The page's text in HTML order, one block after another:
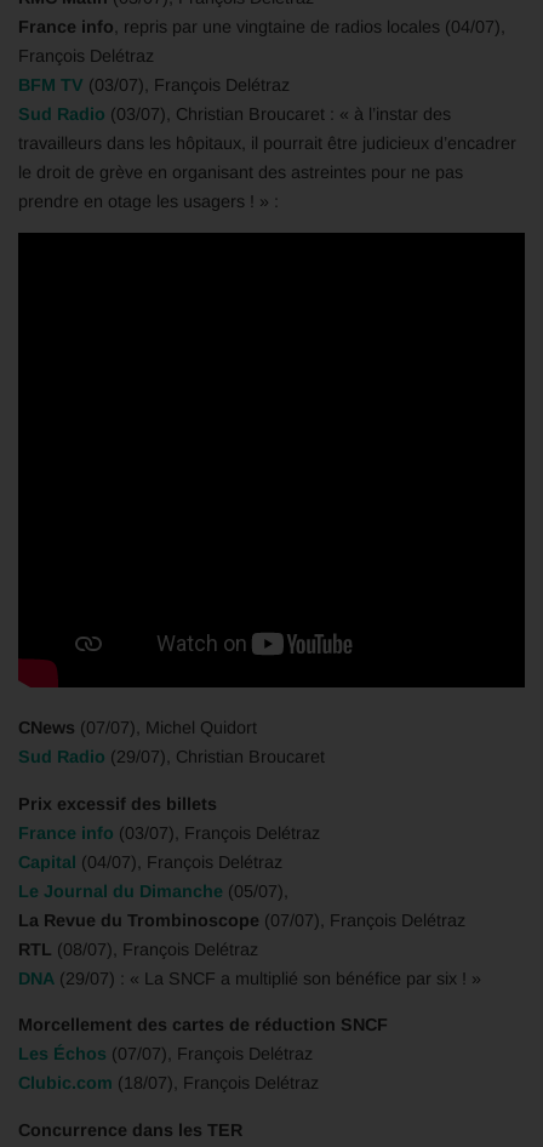
France info , repris par une vingtaine de radios locales (04/07),
François Delétraz
BFM TV (03/07), François Delétraz
Sud Radio (03/07), Christian Broucaret : « à l’instar des
travailleurs dans les hôpitaux, il pourrait être judicieux d’encadrer
le droit de grève en organisant des astreintes pour ne pas
prendre en otage les usagers ! » :
CNews (07/07), Michel Quidort
Sud Radio (29/07), Christian Broucaret
Prix excessif des billets
France info (03/07), François Delétraz
Capital (04/07), François Delétraz
Le Journal du Dimanche (05/07),
La Revue du Trombinoscope (07/07), François Delétraz
RTL (08/07), François Delétraz
DNA (29/07) : « La SNCF a multiplié son bénéfice par six ! »
Morcellement des cartes de réduction SNCF
Les Échos (07/07), François Delétraz
Clubic.com (18/07), François Delétraz
Concurrence dans les TER